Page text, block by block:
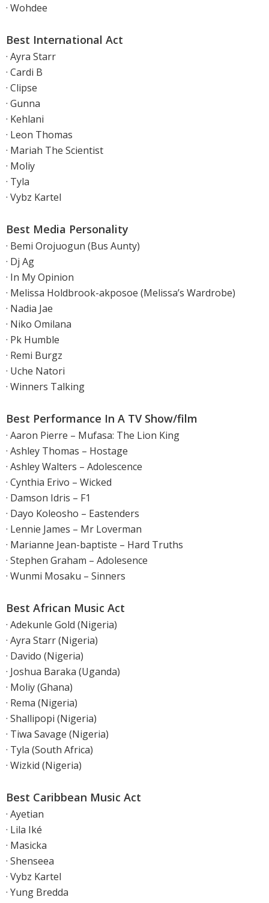
· Wohdee
Best International Act
· Ayra Starr
· Cardi B
· Clipse
· Gunna
· Kehlani
· Leon Thomas
· Mariah The Scientist
· Moliy
· Tyla
· Vybz Kartel
Best Media Personality
· Bemi Orojuogun (Bus Aunty)
· Dj Ag
· In My Opinion
· Melissa Holdbrook-akposoe (Melissa’s Wardrobe)
· Nadia Jae
· Niko Omilana
· Pk Humble
· Remi Burgz
· Uche Natori
· Winners Talking
Best Performance In A TV Show/film
· Aaron Pierre – Mufasa: The Lion King
· Ashley Thomas – Hostage
· Ashley Walters – Adolescence
· Cynthia Erivo – Wicked
· Damson Idris – F1
· Dayo Koleosho – Eastenders
· Lennie James – Mr Loverman
· Marianne Jean-baptiste – Hard Truths
· Stephen Graham – Adolesence
· Wunmi Mosaku – Sinners
Best African Music Act
· Adekunle Gold (Nigeria)
· Ayra Starr (Nigeria)
· Davido (Nigeria)
· Joshua Baraka (Uganda)
· Moliy (Ghana)
· Rema (Nigeria)
· Shallipopi (Nigeria)
· Tiwa Savage (Nigeria)
· Tyla (South Africa)
· Wizkid (Nigeria)
Best Caribbean Music Act
· Ayetian
· Lila Iké
· Masicka
· Shenseea
· Vybz Kartel
· Yung Bredda